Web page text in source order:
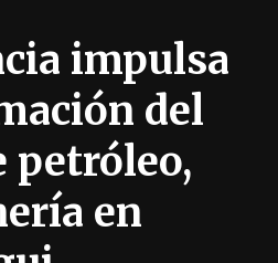
SOBRE LA PRODUCCIÓN EN LA
impulsa
del
petróleo,
en